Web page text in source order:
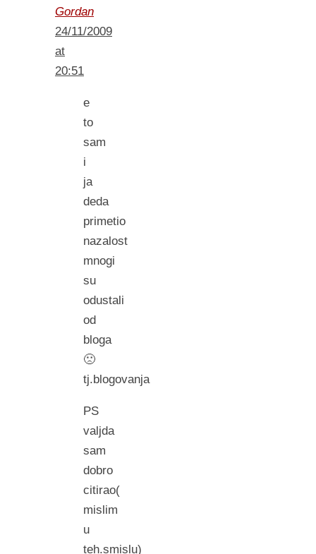
Gordan
24/11/2009
at
20:51
e
to
sam
i
ja
deda
primetio
nazalost
mnogi
su
odustali
od
bloga
🙁
tj.blogovanja
PS
valjda
sam
dobro
citirao(
mislim
u
teh.smislu)